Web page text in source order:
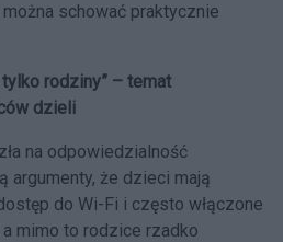
schować praktycznie
tylko rodziny” – temat
dzieli
na odpowiedzialność
argumenty, że dzieci mają
do Wi-Fi i często włączone
mimo to rodzice rzadko